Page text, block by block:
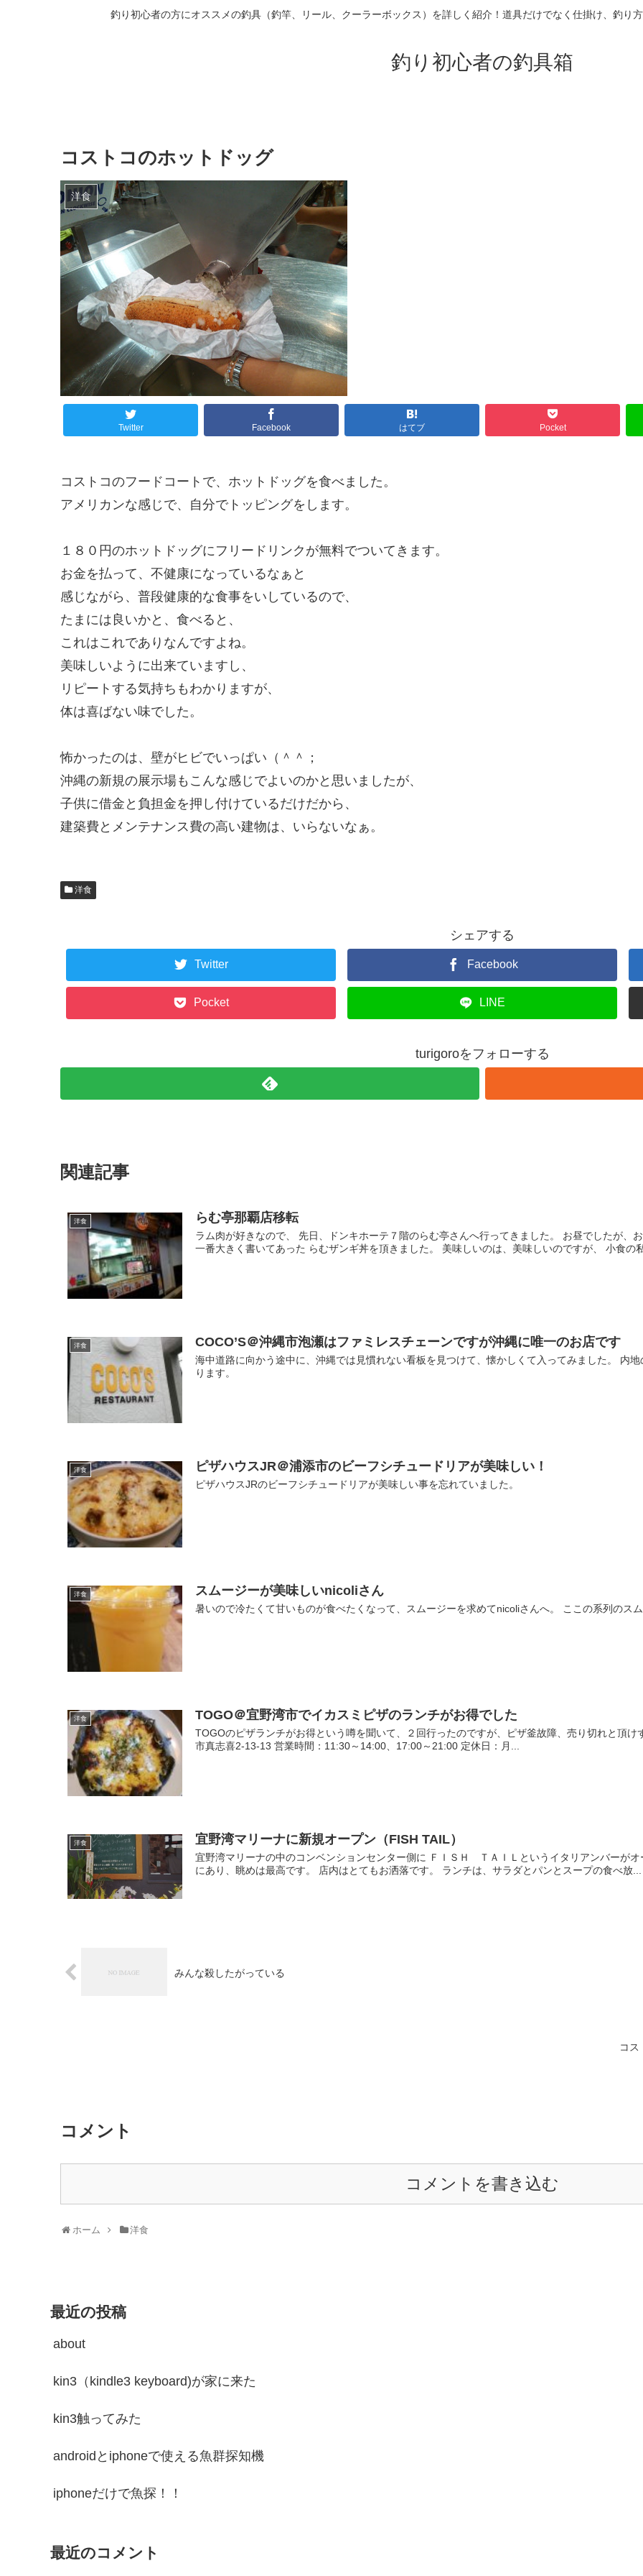
釣り初心者の方にオススメの釣具（釣竿、リール、クーラーボックス）を詳しく紹介！道具だけでなく仕掛け、釣り
釣り初心者の釣具箱
コストコのホットドッグ
洋食
Twitter Facebook はてブ Pocket
コストコのフードコートで、ホットドッグを食べました。
アメリカンな感じで、自分でトッピングをします。
１８０円のホットドッグにフリードリンクが無料でついてきます。
お金を払って、不健康になっているなぁと
感じながら、普段健康的な食事をいしているので、
たまには良いかと、食べると、
これはこれでありなんですよね。
美味しいように出来ていますし、
リピートする気持ちもわかりますが、
体は喜ばない味でした。
怖かったのは、壁がヒビでいっぱい（＾＾；
沖縄の新規の展示場もこんな感じでよいのかと思いましたが、
子供に借金と負担金を押し付けているだけだから、
建築費とメンテナンス費の高い建物は、いらないなぁ。
洋食
シェアする
Twitter Facebook
Pocket LINE
turigoroをフォローする
関連記事
洋食 らむ亭那覇店移転
ラム肉が好きなので、 先日、ドンキホーテ７階のらむ亭さんへ行ってきました。 お昼でしたが、
一番大きく書いてあった らむザンギ丼を頂きました。 美味しいのは、美味しいのですが、 小食の
洋食 COCO’S＠沖縄市泡瀬はファミレスチェーンですが沖縄に唯一のお店です
海中道路に向かう途中に、沖縄では見慣れない看板を見つけて、懐かしくて入ってみました。 内
ります。
洋食 ピザハウスJR＠浦添市のビーフシチュードリアが美味しい！
ピザハウスJRのビーフシチュードリアが美味しい事を忘れていました。
洋食 スムージーが美味しいnicoliさん
暑いので冷たくて甘いものが食べたくなって、スムージーを求めてnicoliさんへ。 ここの系列のス
洋食 TOGO＠宜野湾市でイカスミピザのランチがお得でした
TOGOのピザランチがお得という噂を聞いて、２回行ったのですが、ピザ釜故障、売り切れと頂
市真志喜2-13-13 営業時間：11:30～14:00、17:00～21:00 定休日：月...
洋食 宜野湾マリーナに新規オープン（FISH TAIL）
宜野湾マリーナの中のコンベンションセンター側に ＦＩＳＨ ＴＡＩＬというイタリアンバーが
にあり、眺めは最高です。 店内はとてもお洒落です。 ランチは、サラダとパンとスープの食べ放...
みんな殺したがっている
コス
コメント
コメントを書き込む
ホーム 洋食
最近の投稿
about
kin3（kindle3 keyboard)が家に来た
kin3触ってみた
androidとiphoneで使える魚群探知機
iphoneだけで魚探！！
最近のコメント